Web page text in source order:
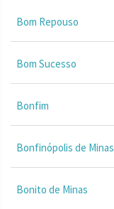
Bom Repouso
Bom Sucesso
Bonfim
Bonfinópolis de Minas
Bonito de Minas